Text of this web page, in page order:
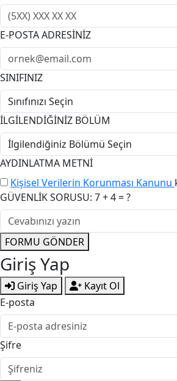
E-POSTA ADRESİNİZ
SINIFINIZ
İLGİLENDİĞİNİZ BÖLÜM
AYDINLATMA METNİ
Kişisel Verilerin Korunması Kanunu
GÜVENLİK SORUSU: 7 + 4 = ?
FORMU GÖNDER
Giriş Yap
Giriş Yap
Kayıt Ol
E-posta
Şifre